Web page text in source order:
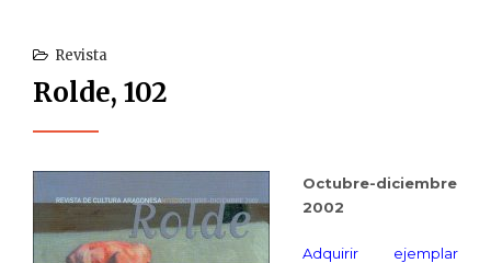
Revista
Rolde, 102
Octubre-diciembre
2002
Adquirir ejemplar